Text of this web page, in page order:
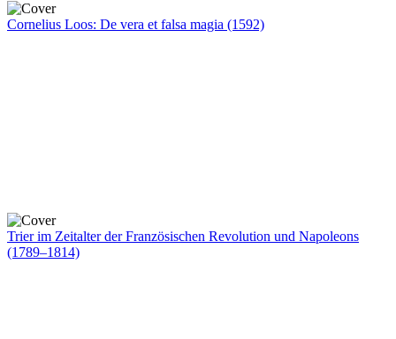
Cornelius Loos: De vera et falsa magia (1592)
Trier im Zeitalter der Französischen Revolution und Napoleons
(1789–1814)